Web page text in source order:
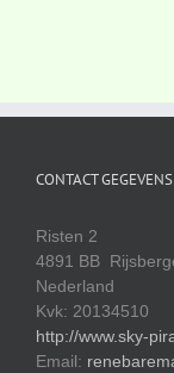
CONTACT GEGEVENS
Risten 2
4891 BB
Nederland
Kvk: 20134510
http://www.sky-
Email: